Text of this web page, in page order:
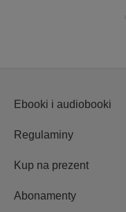
Ebooki i audiobooki
Regulaminy
Kup na prezent
Abonamenty